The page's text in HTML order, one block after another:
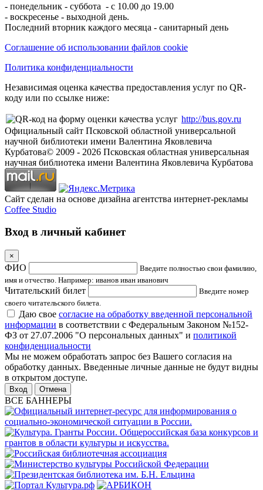
- понедельник - суббота - с 10.00 до 19.00
- воскресенье - выходной день.
Последний вторник каждого месяца - санитарный день
Соглашение об использовании файлов cookie
Политика конфиденциальности
Независимая оценка качества предоставления услуг по QR-
коду или по ссылке ниже:
http://bus.gov.ru
Официальный сайт Псковской областной универсальной
научной библиотеки имени Валентина Яковлевича
Курбатова© 2009 - 2026 Псковская областная универсальная
научная библиотека имени Валентина Яковлевича Курбатова
Сайт сделан на основе дизайна агентства интернет-рекламы
Coffee Studio
Вход в личный кабинет
×
ФИО
Введите полностью свои фамилию,
имя и отчество. Например: иванов иван иванович
Читательский билет
Введите номер
своего читательского билета.
Даю свое согласие на обработку введенной персональной
информации в соответствии с Федеральным Законом №152-
ФЗ от 27.07.2006 "О персональных данных" и политикой
конфиденциальности
Мы не можем обработать запрос без Вашего согласия на
обработку данных. Введенные личные данные не будут видны
в открытом доступе.
Отмена
ВСЕ БАННЕРЫ